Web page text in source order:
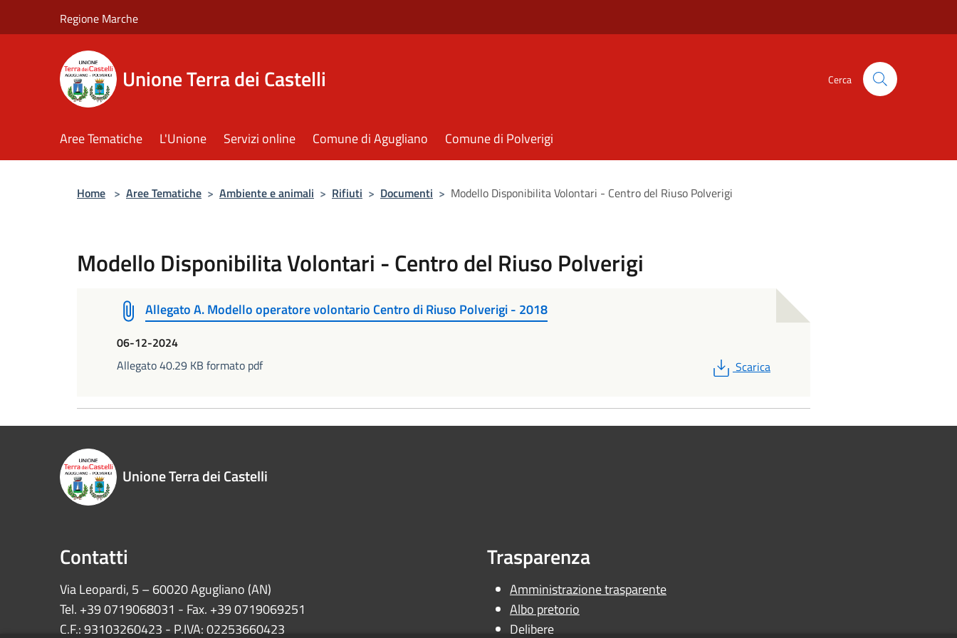
Regione Marche
Unione Terra dei Castelli Cerca
Aree Tematiche L'Unione Servizi online Comune di Agugliano Comune di Polverigi
Home > Aree Tematiche > Ambiente e animali > Rifiuti > Documenti > Modello Disponibilita Volontari - Centro del Riuso Polverigi
Modello Disponibilita Volontari - Centro del Riuso Polverigi
Allegato A. Modello operatore volontario Centro di Riuso Polverigi - 2018
06-12-2024
Allegato 40.29 KB formato pdf
PDF
Scarica
Unione Terra dei Castelli
Contatti
Via Leopardi, 5 – 60020 Agugliano (AN)
Tel. +39 0719068031 - Fax. +39 0719069251
C.F.: 93103260423 - P.IVA: 02253660423
Trasparenza
Amministrazione trasparente
Albo pretorio
Delibere